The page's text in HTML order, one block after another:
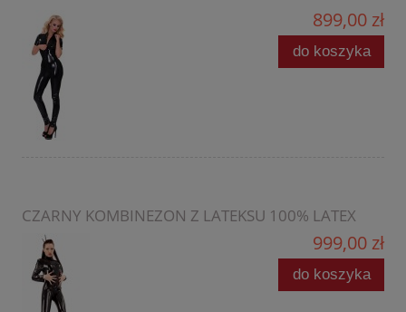
899,00 zł
do koszyka
CZARNY KOMBINEZON Z LATEKSU 100% LATEX
999,00 zł
do koszyka